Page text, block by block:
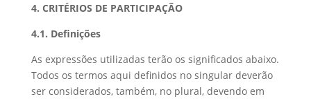
4. CRITÉRIOS DE PARTICIPAÇÃO
4.1. Definições
As expressões utilizadas terão os significados abaixo.
Todos os termos aqui definidos no singular deverão
ser considerados, também, no plural, devendo em